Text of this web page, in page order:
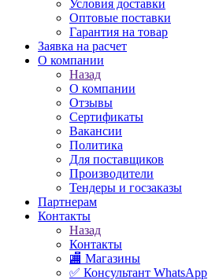
Условия доставки
Оптовые поставки
Гарантия на товар
Заявка на расчет
О компании
Назад
О компании
Отзывы
Сертификаты
Вакансии
Политика
Для поставщиков
Производители
Тендеры и госзаказы
Партнерам
Контакты
Назад
Контакты
🏬 Магазины
✅️ Консультант WhatsApp